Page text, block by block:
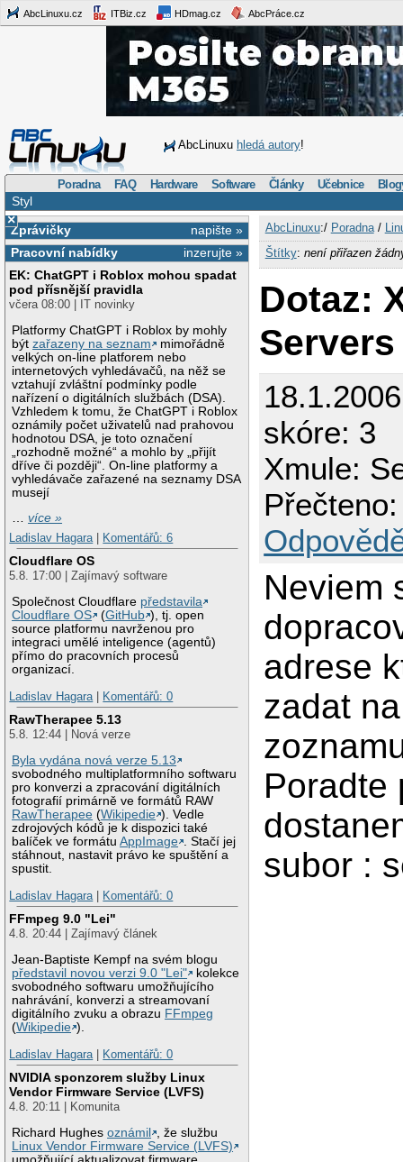
AbcLinuxu.cz ITBiz.cz HDmag.cz AbcPráce.cz
AbcLinuxu hledá autory!
Poradna FAQ Hardware Software Články Učebnice
Styl
×
napište »
Zprávičky
inzerujte »
Pracovní nabídky
EK: ChatGPT i Roblox mohou spadat
pod přísnější pravidla
včera 08:00 | IT novinky
Platformy ChatGPT i Roblox by mohly
býtzařazeny na seznam
mimořádně
velkých on-line platforem nebo
internetových vyhledávačů, na něž se
vztahují zvláštní podmínky podle
nařízení o digitálních službách (DSA).
Vzhledem k tomu, že ChatGPT i Roblox
oznámily počet uživatelů nad prahovou
hodnotou DSA, je toto označení
„rozhodně možné“ a mohlo by „přijít
dříve či později“. On-line platformy a
vyhledávače zařazené na seznamy DSA
musejí
…více »
Ladislav Hagara
Komentářů: 6
Cloudflare OS
5.8. 17:00 | Zajímavý software
Společnost Cloudflare představila
Cloudflare OS
(GitHub ), tj. open
source platformu navrženou pro
integraci umělé inteligence (agentů)
přímo do pracovních procesů
organizací.
Ladislav Hagara
Komentářů: 0
RawTherapee 5.13
5.8. 12:44 | Nová verze
Byla vydána nová verze 5.13
svobodného multiplatformního softwaru
pro konverzi a zpracování digitálních
fotografií primárně ve formátů RAW
RawTherapee (Wikipedie ). Vedle
zdrojových kódů je k dispozici také
balíček ve formátuAppImage . Stačí jej
stáhnout, nastavit právo ke spuštění a
spustit.
Ladislav Hagara
Komentářů: 0
FFmpeg 9.0 "Lei"
4.8. 20:44 | Zajímavý článek
Jean-Baptiste Kempf na svém blogu
představil novou verzi 9.0 "Lei"
kolekce
svobodného softwaru umožňujícího
nahrávání, konverzi a streamovaní
digitálního zvuku a obrazu FFmpeg
(Wikipedie ).
Ladislav Hagara
Komentářů: 0
NVIDIA sponzorem služby Linux
Vendor Firmware Service (LVFS)
4.8. 20:11 | Komunita
Richard Hughesoznámil
, že službu
Linux Vendor Firmware Service (LVFS)
AbcLinuxu:/ Poradna/
Štítky: není přiřazen
Dotaz:
skóre: 3
Xmule:
Neviem
adrese
zadat
Poradte
subor :